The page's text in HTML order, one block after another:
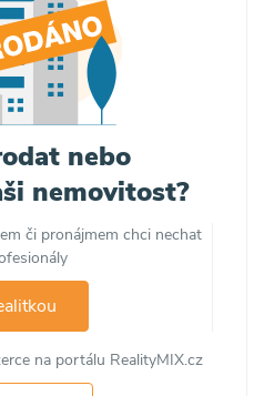
nebo
nemovitost?
či pronájmem chci nechat
na portálu RealityMIX.cz